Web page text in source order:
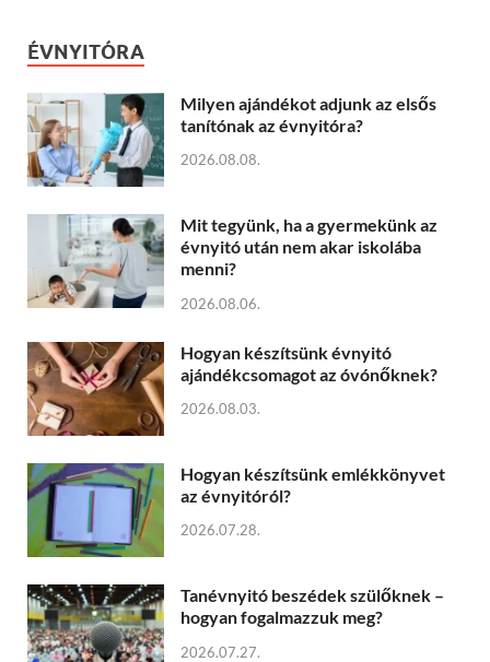
ÉVNYITÓRA
Milyen ajándékot adjunk az elsős
tanítónak az évnyitóra?
2026.08.08.
Mit tegyünk, ha a gyermekünk az
évnyitó után nem akar iskolába
menni?
2026.08.06.
Hogyan készítsünk évnyitó
ajándékcsomagot az óvónőknek?
2026.08.03.
Hogyan készítsünk emlékkönyvet
az évnyitóról?
2026.07.28.
Tanévnyitó beszédek szülőknek –
hogyan fogalmazzuk meg?
2026.07.27.